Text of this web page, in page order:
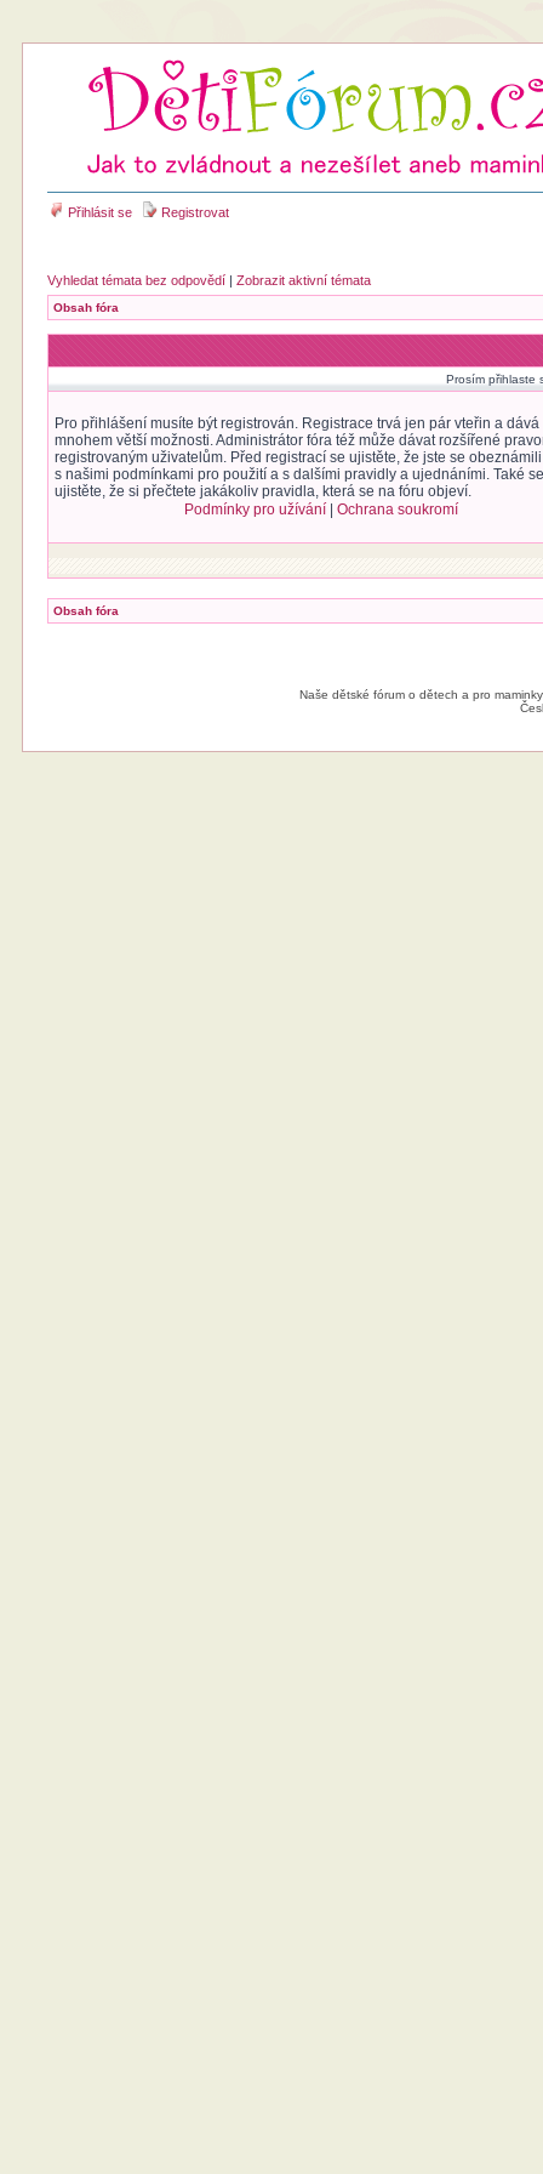
Přihlásit se Registrovat
Vyhledat témata bez odpovědí |Zobrazit aktivní témata
Obsah fóra
Prosím přihlaste
Pro přihlášení musíte být registrován. Registrace trvá jen pár vteřin a dává
mnohem větší možnosti. Administrátor fóra též může dávat rozšířené
registrovaným uživatelům. Před registrací se ujistěte, že jste se obeznámili
s našimi podmínkami pro použití a s dalšími pravidly a ujednáními. Také
ujistěte, že si přečtete jakákoliv pravidla, která se na fóru objeví.
Podmínky pro užívání| Ochrana soukromí
Obsah fóra
Naše dětské fórum o dětech a pro